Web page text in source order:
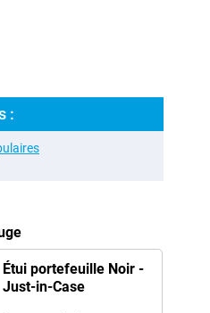
:
Étui portefeuille Noir -
Just-in-Case